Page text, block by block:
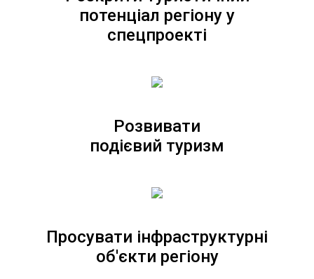
потенціал регіону у
спецпроекті
Розвивати
подієвий туризм
Просувати інфраструктурні
об'єкти регіону